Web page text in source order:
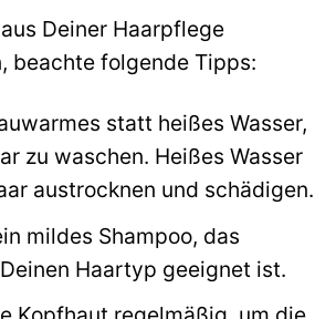
Deiner Haarpflege
beachte folgende Tipps:
statt heißes Wasser,
zu waschen. Heißes Wasser
austrocknen und schädigen.
mildes Shampoo, das
Haartyp geeignet ist.